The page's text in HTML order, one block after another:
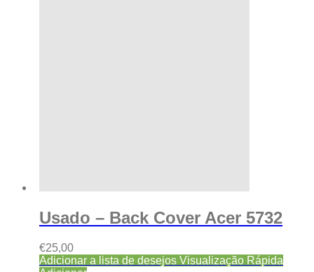
Usado – Back Cover Acer 5732
€25,00
Adicionar a lista de desejos Visualização Rápida